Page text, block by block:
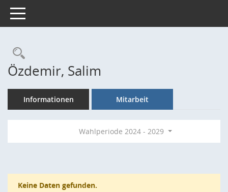
Toggle navigation
Rechercheauswahl
Özdemir, Salim
Informationen Mitarbeit
Wahlperiode 2024 - 2029
Keine Daten gefunden.